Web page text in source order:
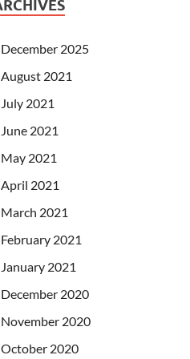
December 2025
August 2021
July 2021
June 2021
May 2021
April 2021
March 2021
February 2021
January 2021
December 2020
November 2020
October 2020